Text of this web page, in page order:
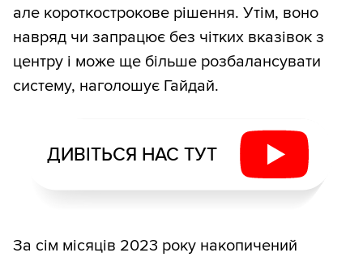
але короткострокове рішення. Утім, воно
навряд чи запрацює без чітких вказівок з
центру і може ще більше розбалансувати
систему, наголошує Гайдай.
ДИВІТЬСЯ НАС ТУТ
За сім місяців 2023 року накопичений